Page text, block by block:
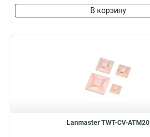
В корзину
Lanmaster TWT-CV-ATM20